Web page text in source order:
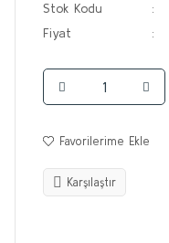
Stok Kodu
Fiyat
Karşılaştır